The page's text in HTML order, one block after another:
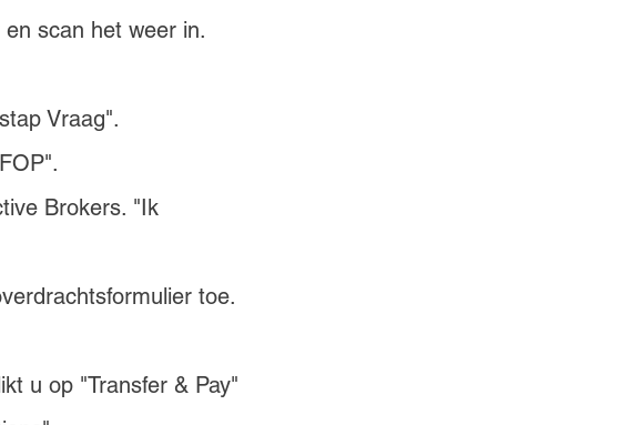
scan het weer in.
Vraag".
Brokers. "Ik
toe.
u op "Transfer & Pay"